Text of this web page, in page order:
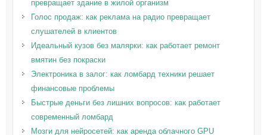
превращает здание в жилой организм
Голос продаж: как реклама на радио превращает
слушателей в клиентов
Идеальный кузов без малярки: как работает ремонт
вмятин без покраски
Электроника в залог: как ломбард техники решает
финансовые проблемы
Быстрые деньги без лишних вопросов: как работает
современный ломбард
Мозги для нейросетей: как аренда облачного GPU